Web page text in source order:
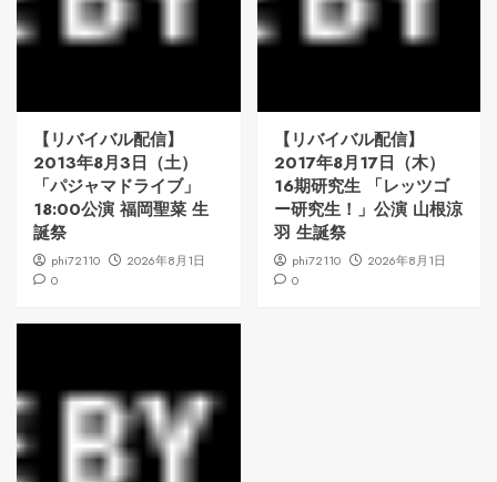
【リバイバル配信】
2013年8月3日（土）
「パジャマドライブ」
18:00公演 福岡聖菜 生
誕祭
phi72110
2026年8月1日
0
【リバイバル配信】
2017年8月17日（木）
16期研究生 「レッツゴ
ー研究生！」公演 山根涼
羽 生誕祭
phi72110
2026年8月1日
0